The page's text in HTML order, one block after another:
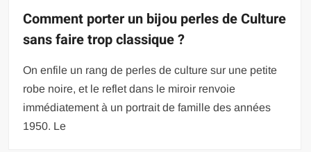
Comment porter un bijou perles de Culture
sans faire trop classique ?
On enfile un rang de perles de culture sur une petite
robe noire, et le reflet dans le miroir renvoie
immédiatement à un portrait de famille des années
1950. Le